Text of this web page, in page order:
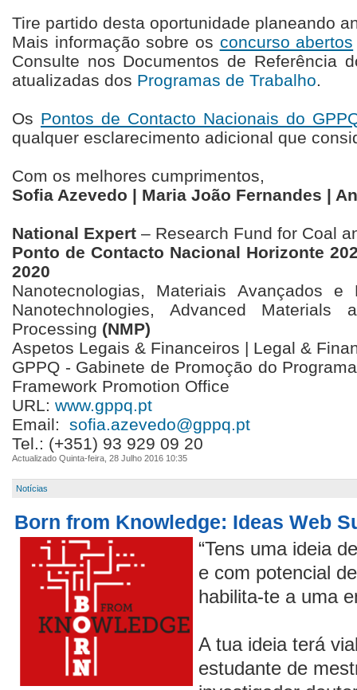
Tire partido desta oportunidade planeando
Mais informação sobre os concurso abertos
Consulte nos Documentos de Referência
atualizadas dos Programas de Trabalho.
Os Pontos de Contacto Nacionais do
qualquer esclarecimento adicional que
Com os melhores cumprimentos,
Sofia Azevedo | Maria João Fernandes |
National Expert – Research Fund for Coal
Ponto de Contacto Nacional Horizonte
2020
Nanotecnologias, Materiais Avançados
Nanotechnologies, Advanced Materials
Processing (NMP)
Aspetos Legais & Financeiros | Legal &
GPPQ - Gabinete de Promoção do
Framework Promotion Office
URL: www.gppq.pt
Email:
sofia.azevedo@gppq.pt
Tel.: (+351) 93 929 09 20
Actualizado Quinta-feira, 28 Julho 2016 10:35
Notícias
Born from Knowledge: Ideas Web
“Tens uma ideia
e com potencial
habilita-te a uma
A tua ideia terá
estudante de